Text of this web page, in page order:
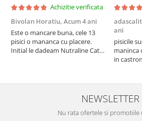
Achizitie verificata
Bivolan Horatiu, Acum 4 ani
Este o mancare buna, cele 13
pisici o mananca cu placere.
Initial le dadeam Nutraline Cat
nu o mananca cu placere. Eu
sunt multumit si voi continua cu
ani
pisicile
maninca
in
NEWSLETTER
Nu rata ofertele si promotiile